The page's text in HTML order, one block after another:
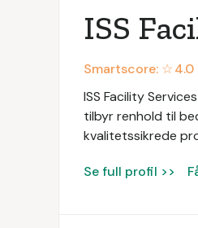
ISS
Smartscore: ☆4.0
ISS Facility
tilbyr renhold til
kvalitetssikrede
Se full profil >>